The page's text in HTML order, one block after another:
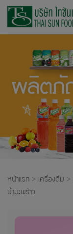
Skip
หน้าแรก > เครื่องดื่ม >
น้ำมะพร้าว